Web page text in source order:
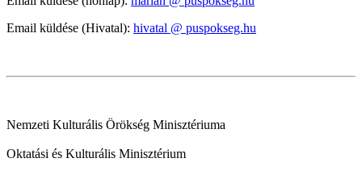
Email küldése (Hivatal): hivatal @ puspokseg.hu
Nemzeti Kulturális Örökség Minisztériuma
Oktatási és Kulturális Minisztérium